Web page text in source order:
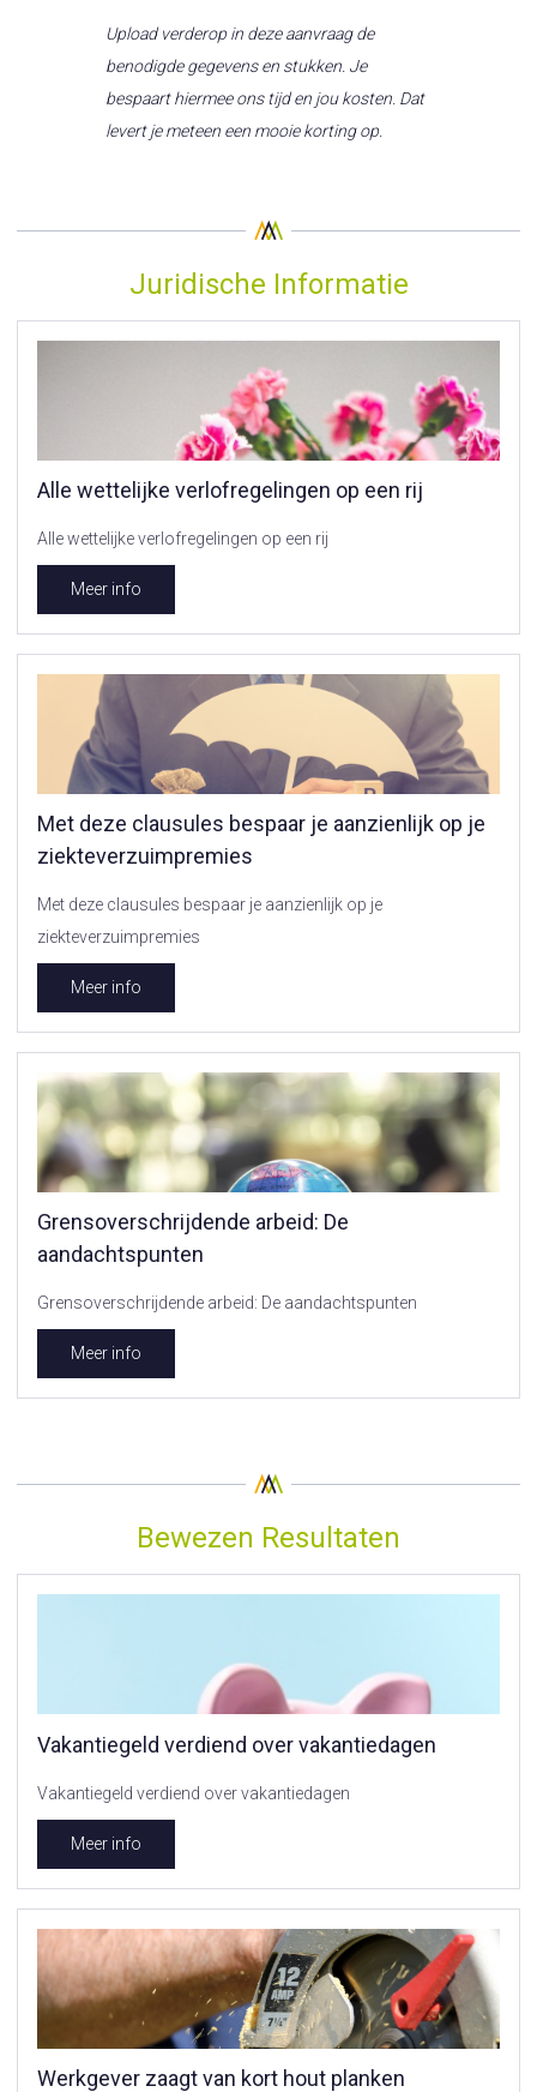
Upload verderop in deze aanvraag de
benodigde gegevens en stukken. Je
bespaart hiermee ons tijd en jou kosten. Dat
levert je meteen een mooie korting op.
Juridische Informatie
Alle wettelijke verlofregelingen op een rij
Alle wettelijke verlofregelingen op een rij
Meer info
Met deze clausules bespaar je aanzienlijk op je
ziekteverzuimpremies
Met deze clausules bespaar je aanzienlijk op je
ziekteverzuimpremies
Meer info
Grensoverschrijdende arbeid: De
aandachtspunten
Grensoverschrijdende arbeid: De aandachtspunten
Meer info
Bewezen Resultaten
Vakantiegeld verdiend over vakantiedagen
Vakantiegeld verdiend over vakantiedagen
Meer info
Werkgever zaagt van kort hout planken